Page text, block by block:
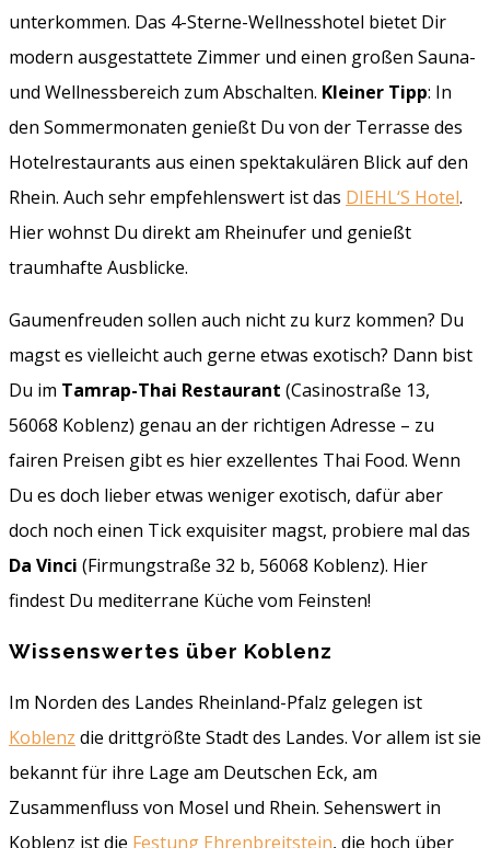
unterkommen. Das 4-Sterne-Wellnesshotel bietet Dir
modern ausgestattete Zimmer und einen großen Sauna-
und Wellnessbereich zum Abschalten. Kleiner Tipp: In
den Sommermonaten genießt Du von der Terrasse des
Hotelrestaurants aus einen spektakulären Blick auf den
Rhein. Auch sehr empfehlenswert ist das DIEHL‘S Hotel.
Hier wohnst Du direkt am Rheinufer und genießt
traumhafte Ausblicke.
Gaumenfreuden sollen auch nicht zu kurz kommen? Du
magst es vielleicht auch gerne etwas exotisch? Dann bist
Du im Tamrap-Thai Restaurant (Casinostraße 13,
56068 Koblenz) genau an der richtigen Adresse – zu
fairen Preisen gibt es hier exzellentes Thai Food. Wenn
Du es doch lieber etwas weniger exotisch, dafür aber
doch noch einen Tick exquisiter magst, probiere mal das
Da Vinci (Firmungstraße 32 b, 56068 Koblenz). Hier
findest Du mediterrane Küche vom Feinsten!
Wissenswertes über Koblenz
Im Norden des Landes Rheinland-Pfalz gelegen ist
Koblenz die drittgrößte Stadt des Landes. Vor allem ist sie
bekannt für ihre Lage am Deutschen Eck, am
Zusammenfluss von Mosel und Rhein. Sehenswert in
Koblenz ist die Festung Ehrenbreitstein, die hoch über